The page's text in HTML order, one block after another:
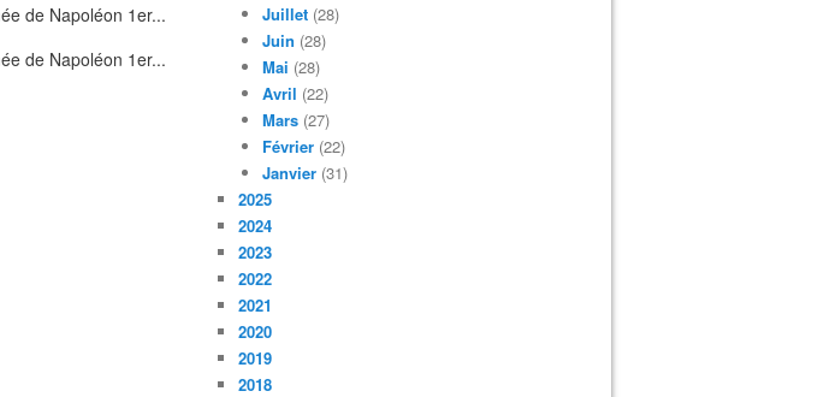
Juillet (28)
Juin (28)
Mai (28)
Avril (22)
Mars (27)
Février (22)
Janvier (31)
2025
2024
2023
2022
2021
2020
2019
2018